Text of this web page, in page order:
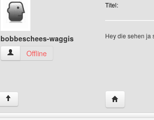
bobbeschees-waggis
bobbeschees-waggis Benutzer-Profile
Offline
Titel:
Hey die sehen ja
↑ Website